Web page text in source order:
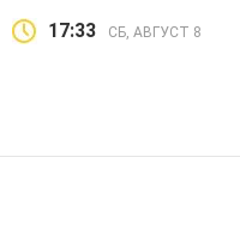
17:33 СБ, АВГУСТ 8